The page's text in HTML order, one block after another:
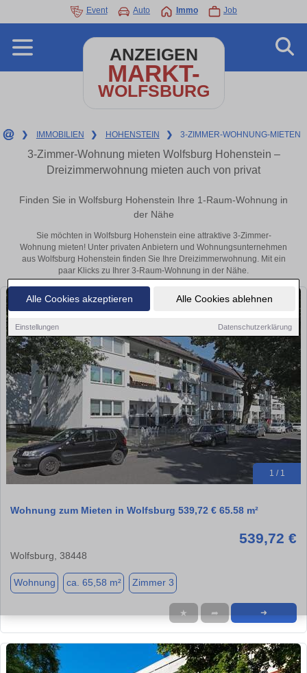
Alle Cookies akzeptieren Alle Cookies ablehnen
Einstellungen Datenschutzerklärung
Event Auto Immo Job
ANZEIGEN
MARKT-
WOLFSBURG
❯ IMMOBILIEN ❯ HOHENSTEIN ❯ 3-ZIMMER-WOHNUNG-MIETEN
3-Zimmer-Wohnung mieten Wolfsburg Hohenstein –
Dreizimmerwohnung mieten auch von privat
Finden Sie in Wolfsburg Hohenstein Ihre 1-Raum-Wohnung in
der Nähe
Sie möchten in Wolfsburg Hohenstein eine attraktive 3-Zimmer-
Wohnung mieten! Unter privaten Anbietern und Wohnungsunternehmen
aus Wolfsburg Hohenstein finden Sie Ihre Dreizimmerwohnung. Mit ein
paar Klicks zu Ihrer 3-Raum-Wohnung in der Nähe.
1 / 1
Wohnung zum Mieten in Wolfsburg 539,72 € 65.58 m²
539,72 €
Wolfsburg, 38448
Wohnung ca. 65,58 m² Zimmer 3
★ ➦ ➜